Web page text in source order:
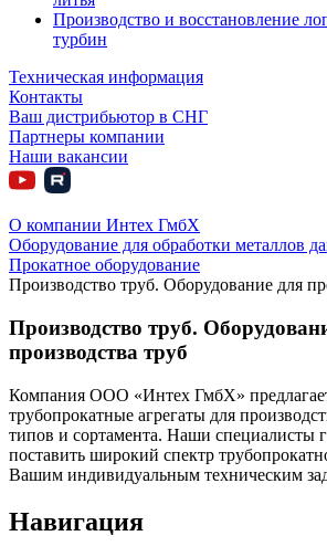
Производство и восстановление
турбин
Техническая информация
Контакты
Ваш дистрибьютор в СНГ
Партнеры компании
Наши вакансии
О компании Интех ГмбХ
Оборудование для обработки металлов
Прокатное оборудование
Производство труб. Оборудование для
Производство труб.
производства труб
Компания ООО «Интех ГмбХ»
трубопрокатные агрегаты для
типов и сортамента. Наши специалисты
поставить широкий спектр
Вашим индивидуальным техническим
Навигация